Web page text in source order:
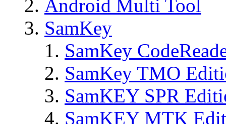
Android Multi Tool
SamKey
SamKey
SamKey TMO
SamKEY SPR
SamKEY MTK